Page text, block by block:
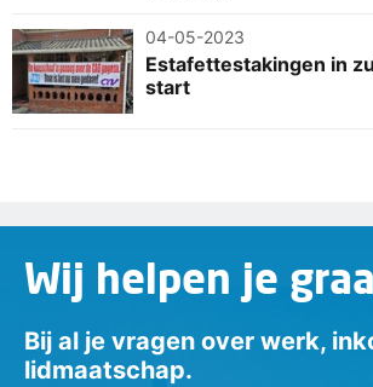
04-05-2023
Estafettestakingen in
start
Wij helpen je
Bij al je vragen over werk,
lidmaatschap.